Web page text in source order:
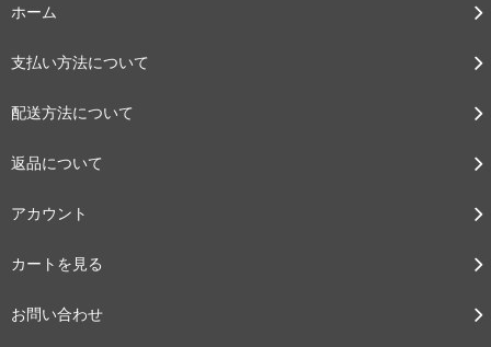
ホーム
支払い方法について
配送方法について
返品について
アカウント
カートを見る
お問い合わせ